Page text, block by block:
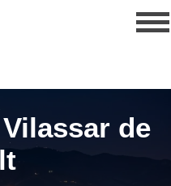
de